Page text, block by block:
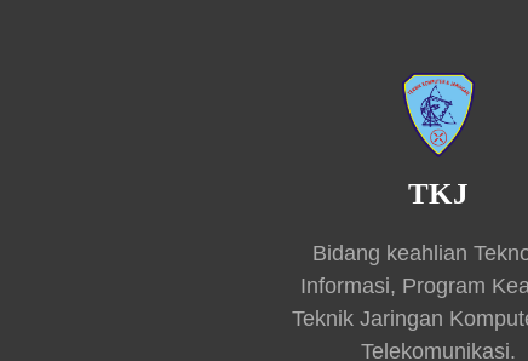
TKJ
Bidang keahlian
Informasi, Program
Teknik Jaringan
Telekomunikasi.